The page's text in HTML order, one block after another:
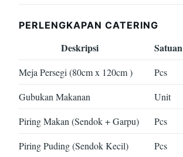
PERLENGKAPAN CATERING
Deskripsi Satuan
Meja Persegi (80cm x 120cm ) Pcs
Gubukan Makanan
Unit
Piring Makan (Sendok + Garpu)
Pcs
Piring Puding (Sendok Kecil)
Pcs